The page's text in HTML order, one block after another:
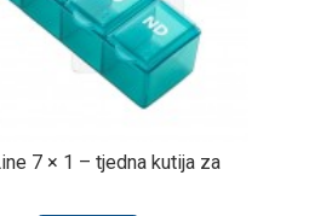
7 × 1 – tjedna kutija za